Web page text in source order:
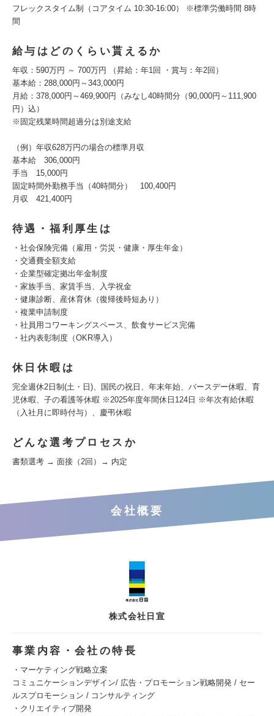
フレックスタイム制（コアタイム 10:30-16:00） ※標準労働時間 8時
間
給与はどのくらい貰えるか
年収：590万円 ～ 700万円 （昇給：年1回 ・賞与：年2回）
基本給：288,000円～343,000円
月給：378,000円～469,900円（みなし40時間分（90,000円～111,900
円）込）
※固定残業時間超過分は別途支給
（例）年収628万円の場合の標準月収
基本給 306,000円
手当 15,000円
固定時間外勤務手当（40時間分） 100,400円
月収 421,400円
待遇・福利厚生は
・社会保険完備（雇用・労災・健康・厚生年金）
・交通費全額支給
・企業型確定拠出年金制度
・家族手当、家賃手当、入学祝金
・健康診断、産休育休（復帰後時短あり）
・複業申請制度
・社員用コワーキングスペース、飲食サービス完備
・社内表彰制度（OKR導入）
休日休暇は
完全週休2日制(土・日)、国民の祝日、年末年始、バースデー休暇、育
児休暇、子の看護等休暇 ※2025年度年間休日124日 ※年次有給休暇
（入社月に即時付与）、慶弔休暇
どんな選考プロセスか
書類選考 → 面接（2回）→ 内定
会社概要
株式会社日宣
事業内容・会社の特長
・マーケティング戦略立案
コミュニケーションデザイン/ 広告・プロモーション戦略開発 / セー
ルスプロモーション / コンサルティング
・クリエイティブ開発